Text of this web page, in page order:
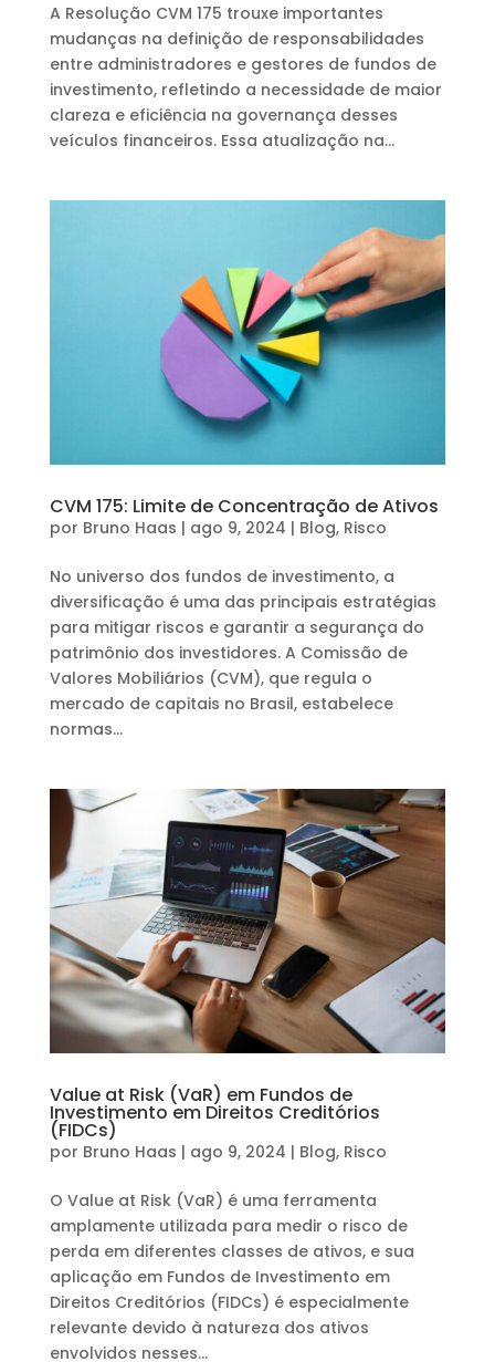
A Resolução CVM 175 trouxe importantes
mudanças na definição de responsabilidades
entre administradores e gestores de fundos de
investimento, refletindo a necessidade de maior
clareza e eficiência na governança desses
veículos financeiros. Essa atualização na...
CVM 175: Limite de Concentração de Ativos
por Bruno Haas | ago 9, 2024 | Blog, Risco
No universo dos fundos de investimento, a
diversificação é uma das principais estratégias
para mitigar riscos e garantir a segurança do
patrimônio dos investidores. A Comissão de
Valores Mobiliários (CVM), que regula o
mercado de capitais no Brasil, estabelece
normas...
Value at Risk (VaR) em Fundos de
Investimento em Direitos Creditórios
(FIDCs)
por Bruno Haas | ago 9, 2024 | Blog, Risco
O Value at Risk (VaR) é uma ferramenta
amplamente utilizada para medir o risco de
perda em diferentes classes de ativos, e sua
aplicação em Fundos de Investimento em
Direitos Creditórios (FIDCs) é especialmente
relevante devido à natureza dos ativos
envolvidos nesses...